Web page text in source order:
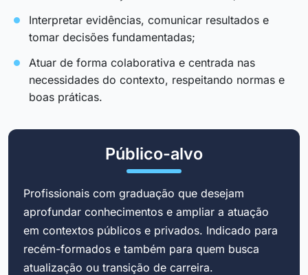
Interpretar evidências, comunicar resultados e
tomar decisões fundamentadas;
Atuar de forma colaborativa e centrada nas
necessidades do contexto, respeitando normas e
boas práticas.
Público-alvo
Profissionais com graduação que desejam
aprofundar conhecimentos e ampliar a atuação
em contextos públicos e privados. Indicado para
recém-formados e também para quem busca
atualização ou transição de carreira.